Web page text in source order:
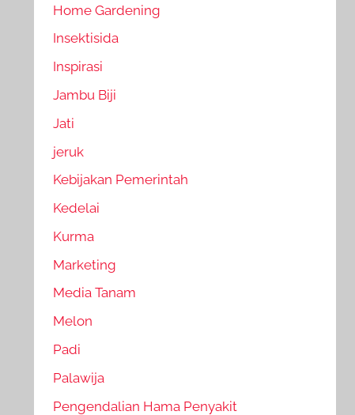
Home Gardening
Insektisida
Inspirasi
Jambu Biji
Jati
jeruk
Kebijakan Pemerintah
Kedelai
Kurma
Marketing
Media Tanam
Melon
Padi
Palawija
Pengendalian Hama Penyakit